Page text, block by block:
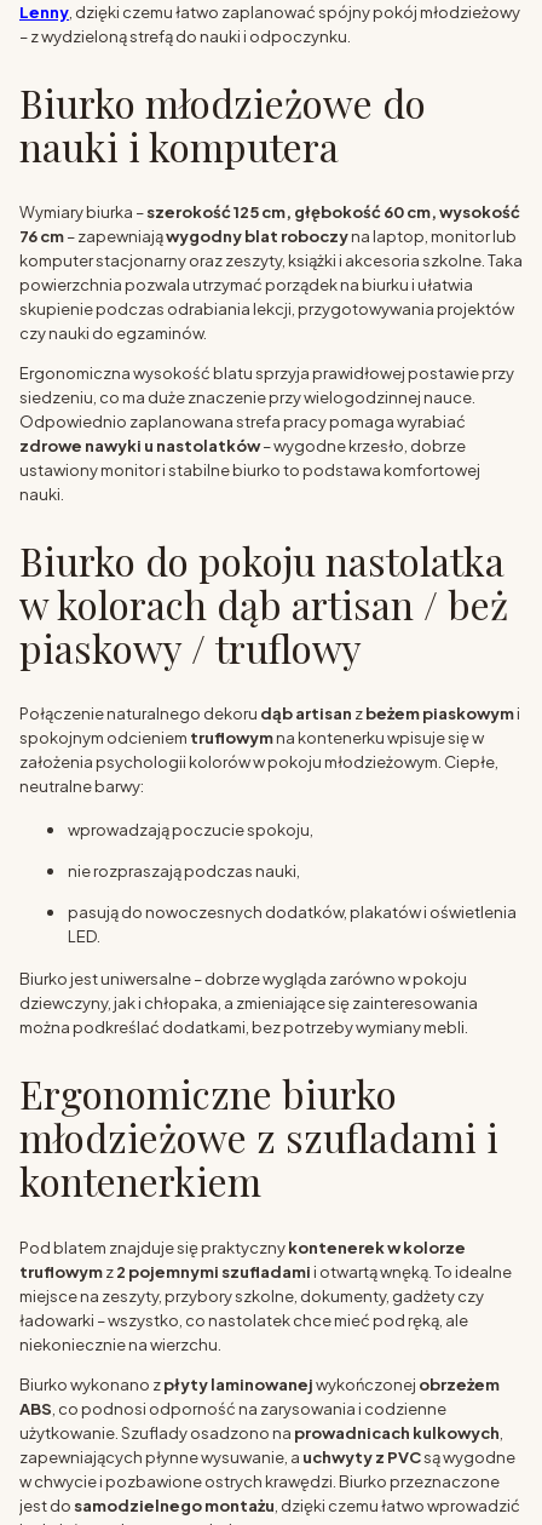
Lenny, dzięki czemu łatwo zaplanować spójny pokój młodzieżowy
– z wydzieloną strefą do nauki i odpoczynku.
Biurko młodzieżowe do
nauki i komputera
Wymiary biurka –szerokość 125 cm, głębokość 60 cm, wysokość
76 cm– zapewniająwygodny blat roboczyna laptop, monitor lub
komputer stacjonarny oraz zeszyty, książki i akcesoria szkolne. Taka
powierzchnia pozwala utrzymać porządek na biurku i ułatwia
skupienie podczas odrabiania lekcji, przygotowywania projektów
czy nauki do egzaminów.
Ergonomiczna wysokość blatu sprzyja prawidłowej postawie przy
siedzeniu, co ma duże znaczenie przy wielogodzinnej nauce.
Odpowiednio zaplanowana strefa pracy pomaga wyrabiać
zdrowe nawyki u nastolatków– wygodne krzesło, dobrze
ustawiony monitor i stabilne biurko to podstawa komfortowej
nauki.
Biurko do pokoju nastolatka
w kolorach dąb artisan / beż
piaskowy / truflowy
Połączenie naturalnego dekoru dąb artisan zbeżem piaskowymi
spokojnym odcieniem truflowymna kontenerku wpisuje się w
założenia psychologii kolorów w pokoju młodzieżowym. Ciepłe,
neutralne barwy:
wprowadzają poczucie spokoju,
nie rozpraszają podczas nauki,
pasują do nowoczesnych dodatków, plakatów i oświetlenia
LED.
Biurko jest uniwersalne – dobrze wygląda zarówno w pokoju
dziewczyny, jak i chłopaka, a zmieniające się zainteresowania
można podkreślać dodatkami, bez potrzeby wymiany mebli.
Ergonomiczne biurko
młodzieżowe z szufladami i
kontenerkiem
Pod blatem znajduje się praktycznykontenerek w kolorze
truflowymz2 pojemnymi szufladami i otwartą wnęką. To idealne
miejsce na zeszyty, przybory szkolne, dokumenty, gadżety czy
ładowarki – wszystko, co nastolatek chce mieć pod ręką, ale
niekoniecznie na wierzchu.
Biurko wykonano zpłyty laminowanejwykończonej obrzeżem
ABS , co podnosi odporność na zarysowania i codzienne
użytkowanie. Szuflady osadzono na prowadnicach kulkowych
zapewniających płynne wysuwanie, a uchwyty z PVCsą wygodne
w chwycie i pozbawione ostrych krawędzi. Biurko przeznaczone
jest do samodzielnego montażu , dzięki czemu łatwo wprowadzić